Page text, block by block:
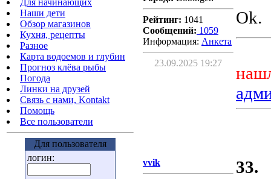
Для начинающих
Наши дети
Обзор магазинов
Кухня, рецепты
Разное
Карта водоемов и глубин
Прогноз клёва рыбы
Погода
Линки на друзей
Связь с нами, Kontakt
Помощь
Все пользователи
Для пользователя
логин:
Рейтинг: 1041
Сообщений: 1059
Информация: Aнкета
23.09.2025 19:27
Ok.
vvik
33.